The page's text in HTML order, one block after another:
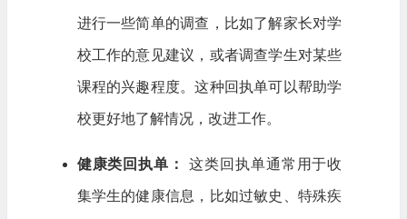
进行一些简单的调查，比如了解家长对学
校工作的意见建议，或者调查学生对某些
课程的兴趣程度。这种回执单可以帮助学
校更好地了解情况，改进工作。
健康类回执单： 这类回执单通常用于收
集学生的健康信息，比如过敏史、特殊疾